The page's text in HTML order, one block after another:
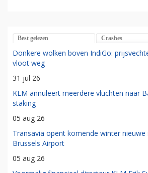
Best gelezen Crashes
Donkere wolken boven IndiGo:
vloot weg
31 jul 26
KLM annuleert meerdere vluchten naar
staking
05 aug 26
Transavia opent komende winter
Brussels Airport
05 aug 26